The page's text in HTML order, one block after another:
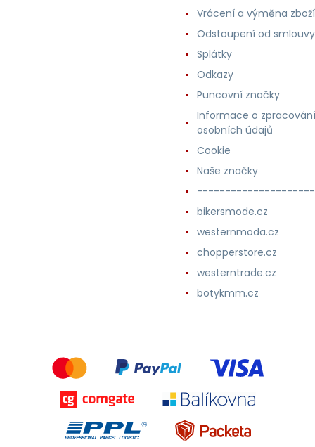
Vrácení a výměna zboží
Odstoupení od smlouvy
Splátky
Odkazy
Puncovní značky
Informace o zpracování
osobních údajů
Cookie
Naše značky
bikersmode.cz
westernmoda.cz
chopperstore.cz
westerntrade.cz
botykmm.cz